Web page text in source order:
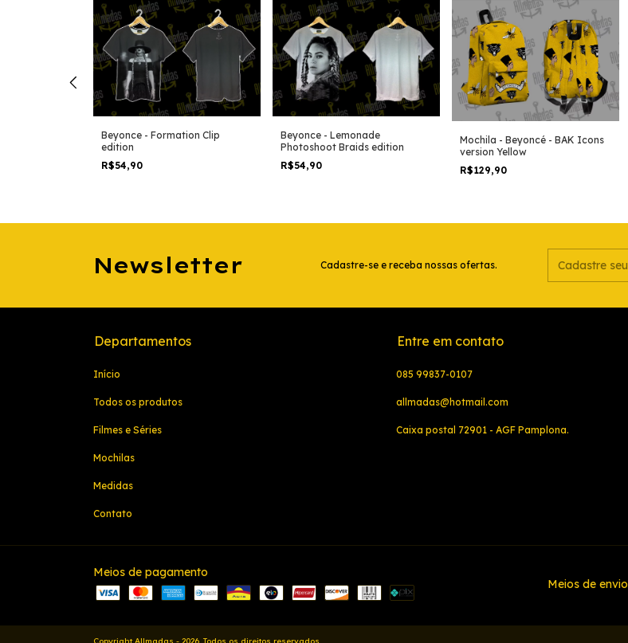
Beyonce - Formation Clip
edition
R$54,90
Beyonce - Lemonade
Photoshoot Braids edition
R$54,90
Mochila - Beyoncé - BAK Icons
version Yellow
R$129,90
Newsletter Cadastre-se e receba nossas ofertas.
Departamentos
Início
Todos os produtos
Filmes e Séries
Mochilas
Medidas
Contato
Entre em contato
085 99837-0107
allmadas@hotmail.com
Caixa postal 72901 - AGF Pamplona.
Meios de pagamento
Meios de envio
Copyright Allmadas - 2026. Todos os direitos reservados.